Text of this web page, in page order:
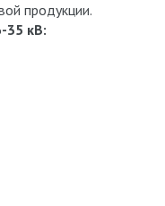
продукции.
35 кВ: